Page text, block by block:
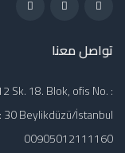
تواصل معنا
Sk. 18. Blok, ofis No. :
30 Beylikdüzü/İstanbul
00905012111160